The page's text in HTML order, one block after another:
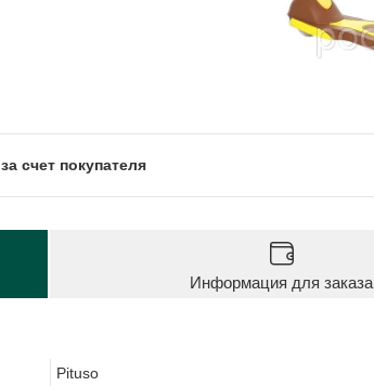
за счет покупателя
Информация для заказа
Pituso